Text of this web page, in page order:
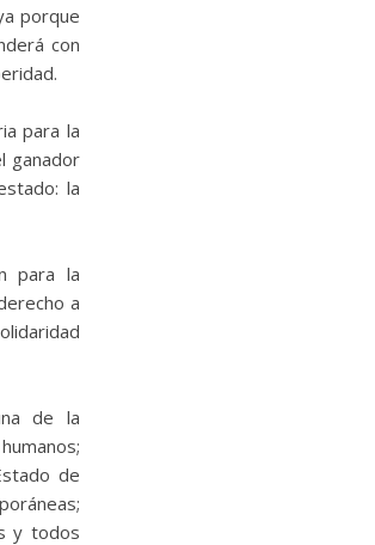
porque
con
para la
ganador
la
para la
a
de la
de
y todos